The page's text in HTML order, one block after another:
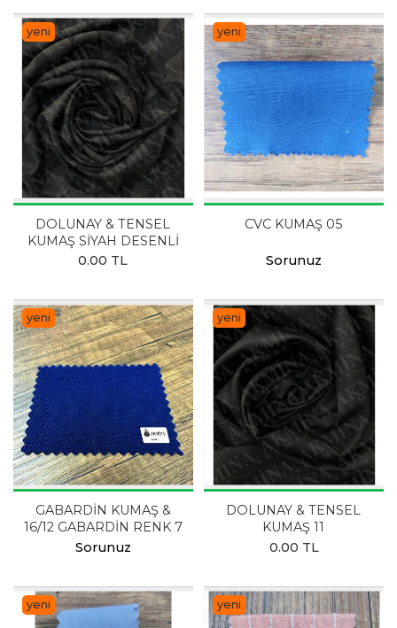
yeni
DOLUNAY & TENSEL
KUMAŞ SİYAH DESENLİ
0.00 TL
yeni
CVC KUMAŞ 05
Sorunuz
yeni
GABARDİN KUMAŞ &
16/12 GABARDİN RENK 7
Sorunuz
yeni
DOLUNAY & TENSEL
KUMAŞ 11
0.00 TL
yeni yeni